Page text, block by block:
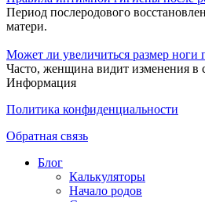
Период послеродового
матери.
Может ли увеличиться размер ноги
Часто, женщина видит изменения в
Информация
Политика конфиденциальности
Обратная связь
Блог
Калькуляторы
Начало родов